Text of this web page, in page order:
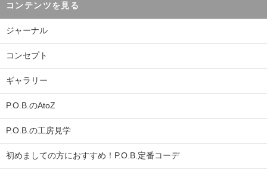
コンテンツを見る
ジャーナル
コンセプト
ギャラリー
P.O.B.のAtoZ
P.O.B.の工房見学
初めましての方におすすめ！P.O.B.定番コーデ